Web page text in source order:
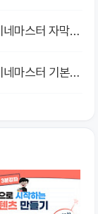
마스터 자막
마스터 기본